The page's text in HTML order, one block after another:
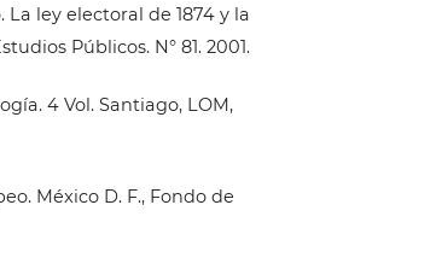
ley electoral de 1874 y la
Públicos. N° 81. 2001.
4 Vol. Santiago, LOM,
México D. F., Fondo de